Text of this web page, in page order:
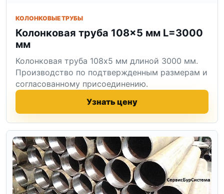
КОЛОНКОВЫЕ ТРУБЫ
Колонковая труба 108×5 мм L=3000
мм
Колонковая труба 108x5 мм длиной 3000 мм.
Производство по подтвержденным размерам и
согласованному присоединению.
Узнать цену